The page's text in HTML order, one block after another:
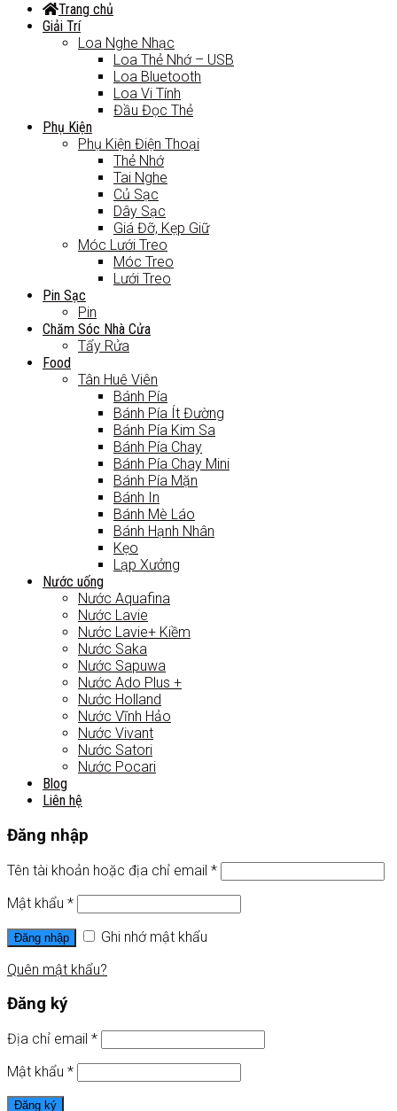
Trang chủ
Giải Trí
Loa Nghe Nhạc
Loa Thẻ Nhớ – USB
Loa Bluetooth
Loa Vi Tính
Đầu Đọc Thẻ
Phụ Kiện
Phụ Kiện Điện Thoại
Thẻ Nhớ
Tai Nghe
Củ Sạc
Dây Sạc
Giá Đỡ, Kẹp Giữ
Móc Lưới Treo
Móc Treo
Lưới Treo
Pin Sạc
Pin
Chăm Sóc Nhà Cửa
Tẩy Rửa
Food
Tân Huê Viên
Bánh Pía
Bánh Pía Ít Đường
Bánh Pía Kim Sa
Bánh Pía Chay
Bánh Pía Chay Mini
Bánh Pía Mặn
Bánh In
Bánh Mè Láo
Bánh Hạnh Nhân
Kẹo
Lạp Xưởng
Nước uống
Nước Aquafina
Nước Lavie
Nước Lavie+ Kiềm
Nước Saka
Nước Sapuwa
Nước Ado Plus +
Nước Holland
Nước Vĩnh Hảo
Nước Vivant
Nước Satori
Nước Pocari
Blog
Liên hệ
Đăng nhập
Tên tài khoản hoặc địa chỉ email *
Mật khẩu *
Đăng nhập
Ghi nhớ mật khẩu
Quên mật khẩu?
Đăng ký
Địa chỉ email *
Mật khẩu *
Đăng ký